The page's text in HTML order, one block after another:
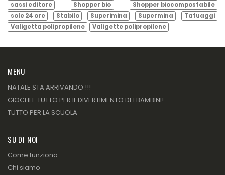
sassi editore
Shopper bio
Shopper biocompostabile
sole 24 ore
Stabilo Superimina Supermina
Tatuaggi
Valigetta polipropilene
Valigette polipropilene
MENU
NATALE STA ARRIVANDO !!!
GIOCHI E TUTTO PER IL DIVERTIMENTO DEI BAMBINI!
TUTTO PER LA SCUOLA
SU DI NOI
Come funziona
Chi siamo